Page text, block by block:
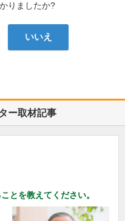
りましたか?
いいえ
ー取材記事
とを教えてください。